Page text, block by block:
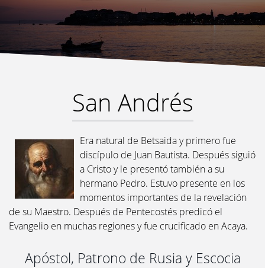
San Andrés
Era natural de Betsaida y primero fue
discípulo de Juan Bautista. Después siguió
a Cristo y le presentó también a su
hermano Pedro. Estuvo presente en los
momentos importantes de la revelación
de su Maestro. Después de Pentecostés predicó el
Evangelio en muchas regiones y fue crucificado en Acaya.
Apóstol, Patrono de Rusia y Escocia